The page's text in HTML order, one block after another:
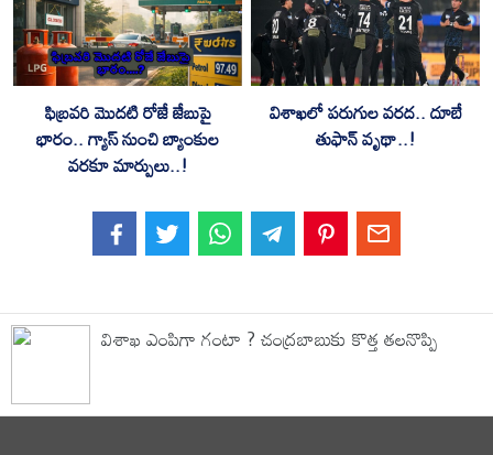
ఫిబ్రవరి మొదటి రోజే జేబుపై
భారం.. గ్యాస్‌ నుంచి బ్యాంకుల
వరకూ మార్పులు..!
విశాఖలో పరుగుల వరద.. దూబే
తుఫాన్ వృథా..!
విశాఖ ఎంపిగా గంటా ? చంద్రబాబుకు కొత్త తలనొప్పి